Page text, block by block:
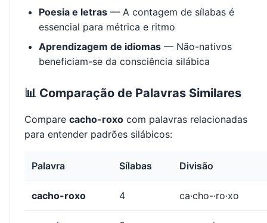
Poesia e letras — A contagem de sílabas é
essencial para métrica e ritmo
Aprendizagem de idiomas — Não-nativos
beneficiam-se da consciência silábica
📊 Comparação de Palavras Similares
Compare cacho-roxo com palavras relacionadas
para entender padrões silábicos:
Palavra Sílabas Divisão
cacho-roxo 4 ca·cho-·ro·xo